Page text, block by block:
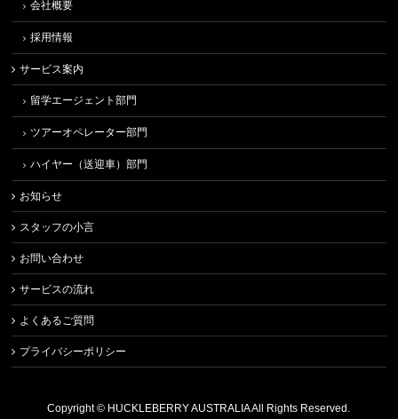
会社概要
採用情報
サービス案内
留学エージェント部門
ツアーオペレーター部門
ハイヤー（送迎車）部門
お知らせ
スタッフの小言
お問い合わせ
サービスの流れ
よくあるご質問
プライバシーポリシー
Copyright © HUCKLEBERRY AUSTRALIAAll Rights Reserved.